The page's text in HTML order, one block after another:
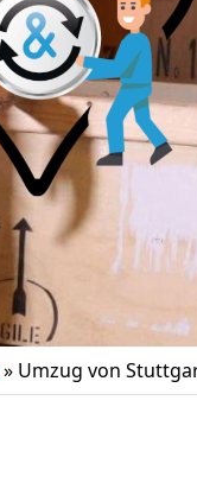
» Umzug von